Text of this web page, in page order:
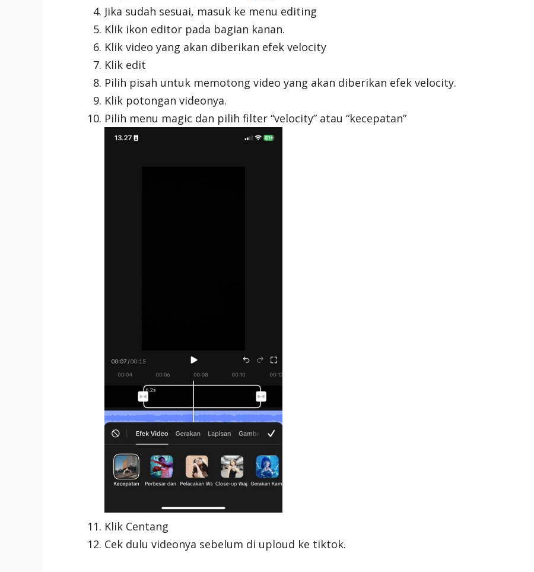
Jika sudah sesuai, masuk ke menu editing
Klik ikon editor pada bagian kanan.
Klik video yang akan diberikan efek velocity
Klik edit
Pilih pisah untuk memotong video yang akan diberikan efek velocity.
Klik potongan videonya.
Pilih menu magic dan pilih filter “velocity” atau “kecepatan”
Klik Centang
Cek dulu videonya sebelum di uploud ke tiktok.